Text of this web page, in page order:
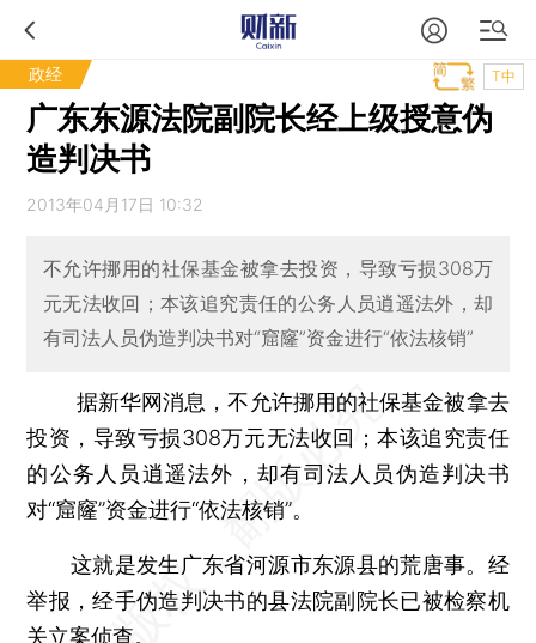
政经 T中
广东东源法院副院长经上级授意伪
造判决书
2013年04月17日 10:32
不允许挪用的社保基金被拿去投资，导致亏损308万
元无法收回；本该追究责任的公务人员逍遥法外，却
有司法人员伪造判决书对“窟窿”资金进行“依法核销”
据新华网消息，不允许挪用的社保基金被拿去
投资，导致亏损308万元无法收回；本该追究责任
的公务人员逍遥法外，却有司法人员伪造判决书
对“窟窿”资金进行“依法核销”。
这就是发生广东省河源市东源县的荒唐事。经
举报，经手伪造判决书的县法院副院长已被检察机
关立案侦查。